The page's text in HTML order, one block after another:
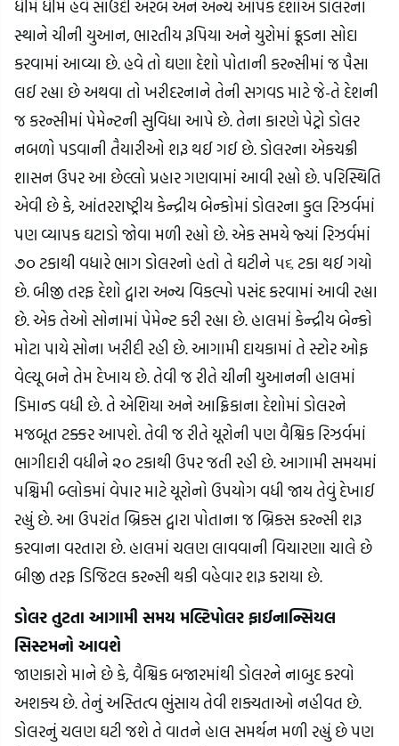
ધીમે ધીમે હવે સાઉદી અરબ અને અન્ય ઓપેક દેશોએ ડોલરના
સ્થાને ચીની યુઆન, ભારતીય રૂપિયા અને યુરોમાં ક્રૂડના સોદા
કરવામાં આવ્યા છે. હવે તો ઘણા દેશો પોતાની કરન્સીમાં જ પૈસા
લઈ રહ્યા છે અથવા તો ખરીદરનાને તેની સગવડ માટે જે-તે દેશની
જ કરન્સીમાં પેમેન્ટની સુવિધા આપે છે. તેના કારણે પેટ્રો ડોલર
નબળો પડવાની તૈયારીઓ શરૂ થઈ ગઈ છે. ડોલરના એકચક્રી
શાસન ઉપર આ છેલ્લો પ્રહાર ગણવામાં આવી રહ્યો છે. પરિસ્થિતિ
એવી છે કે, આંતરરાષ્ટ્રીય કેન્દ્રીય બેન્કોમાં ડોલરના કુલ રિઝર્વમાં
પણ વ્યાપક ઘટાડો જોવા મળી રહ્યો છે. એક સમયે જ્યાં રિઝર્વમાં
૭૦ ટકાથી વધારે ભાગ ડોલરનો હતો તે ઘટીને ૫૬ ટકા થઈ ગયો
છે. બીજી તરફ દેશો દ્વારા અન્ય વિકલ્પો પસંદ કરવામાં આવી રહ્યા
છે. એક તેઓ સોનામાં પેમેન્ટ કરી રહ્યા છે. હાલમાં કેન્દ્રીય બેન્કો
મોટા પાયે સોના ખરીદી રહી છે. આગામી દાયકામાં તે સ્ટોર ઓફ
વેલ્યૂ બને તેમ દેખાય છે. તેવી જ રીતે ચીની યુઆનની હાલમાં
ડિમાન્ડ વધી છે. તે એશિયા અને આફ્રિકાના દેશોમાં ડોલરને
મજબૂત ટક્કર આપશે. તેવી જ રીતે યૂરોની પણ વૈશ્વિક રિઝર્વમાં
ભાગીદારી વધીને ૨૦ ટકાથી ઉપર જતી રહી છે. આગામી સમયમાં
પશ્ચિમી બ્લોકમાં વેપાર માટે યૂરોનો ઉપયોગ વધી જાય તેવું દેખાઈ
રહ્યું છે. આ ઉપરાંત બ્રિક્સ દ્વારા પોતાના જ બ્રિક્સ કરન્સી શરૂ
કરવાના વરતારા છે. હાલમાં ચલણ લાવવાની વિચારણા ચાલે છે
બીજી તરફ ડિજિટલ કરન્સી થકી વહેવાર શરૂ કરાયા છે.
ડોલર તુટતા આગામી સમય મલ્ટિપોલર ફાઈનાન્સિયલ
સિસ્ટમનો આવશે
જાણકારો માને છે કે, વૈશ્વિક બજારમાંથી ડોલરને નાબુદ કરવો
અશક્ય છે. તેનું અસ્તિત્વ ભુંસાય તેવી શક્યતાઓ નહીવત છે.
ડોલરનું ચલણ ઘટી જશે તે વાતને હાલ સમર્થન મળી રહ્યું છે પણ